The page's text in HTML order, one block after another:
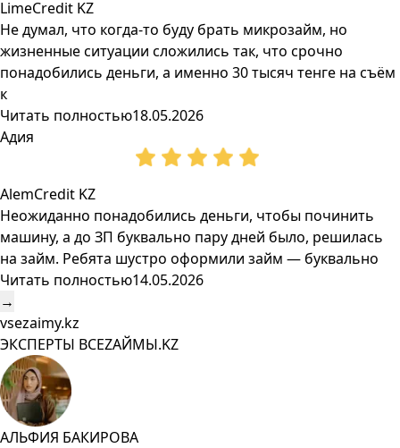
LimeCredit KZ
Не думал, что когда-то буду брать микрозайм, но
жизненные ситуации сложились так, что срочно
понадобились деньги, а именно 30 тысяч тенге на съём
к
Читать полностью18.05.2026
Адия
AlemCredit KZ
Неожиданно понадобились деньги, чтобы починить
машину, а до ЗП буквально пару дней было, решилась
на займ. Ребята шустро оформили займ — буквально
Читать полностью14.05.2026
→
vsezaimy.kz
ЭКСПЕРТЫ ВСЕZAЙМЫ.KZ
АЛЬФИЯ БАКИРОВА